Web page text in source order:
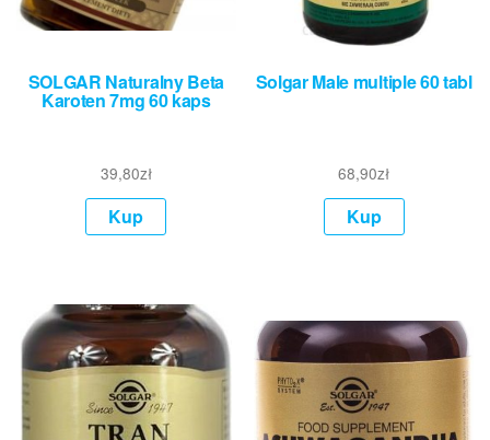
SOLGAR Naturalny Beta
Karoten 7mg 60 kaps
39,80zł
Kup
Solgar Male multiple 60 tabl
68,90zł
Kup